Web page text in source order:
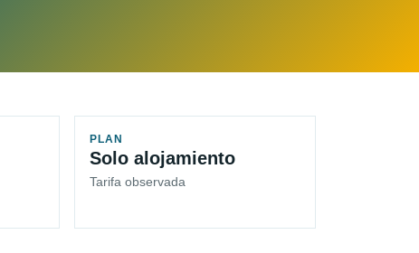
PLAN
Solo alojamiento
Tarifa observada